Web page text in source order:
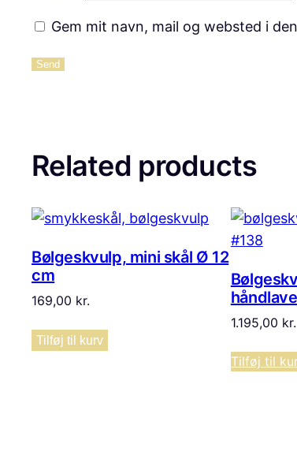
Gem mit navn, mail og websted i
Related products
Bølgeskvulp, mini skål Ø 12
cm
169,00 kr.
Tilføj til kurv
1.195,00 kr.
Tilføj til